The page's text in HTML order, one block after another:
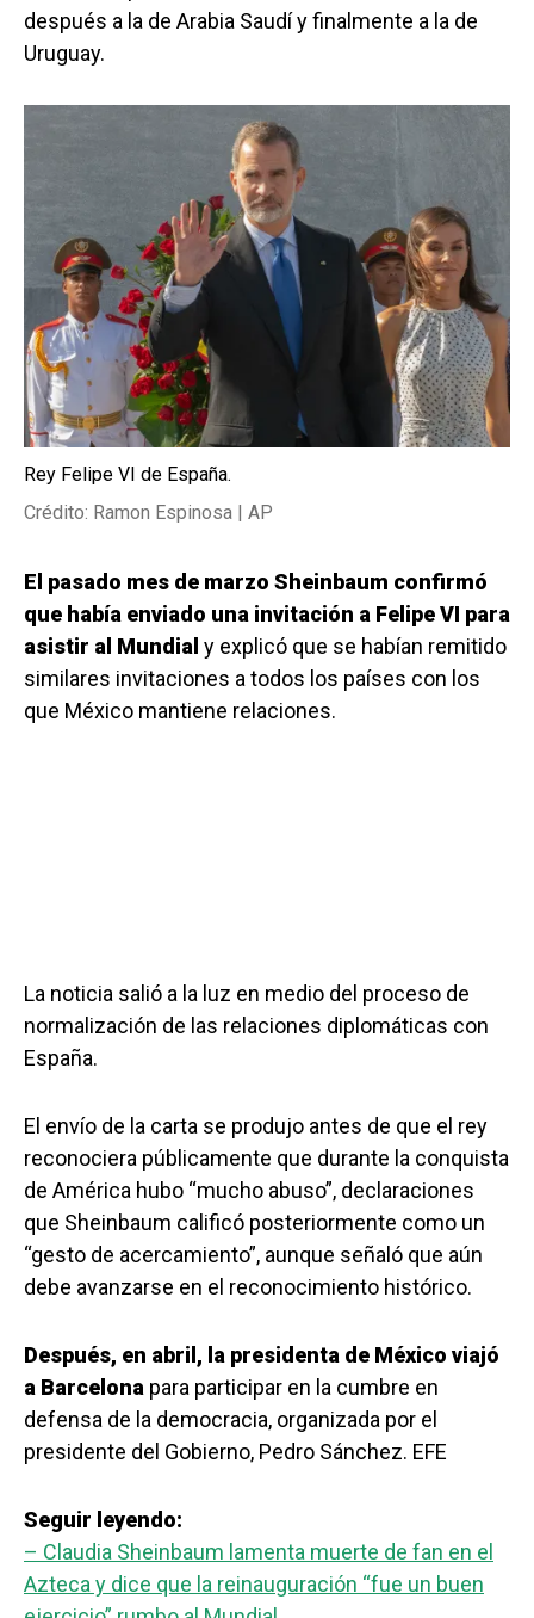
después a la de Arabia Saudí y finalmente a la de
Uruguay.
Rey Felipe VI de España.
Crédito: Ramon Espinosa | AP
El pasado mes de marzo Sheinbaum confirmó
que había enviado una invitación a Felipe VI para
asistir al Mundial y explicó que se habían remitido
similares invitaciones a todos los países con los
que México mantiene relaciones.
La noticia salió a la luz en medio del proceso de
normalización de las relaciones diplomáticas con
España.
El envío de la carta se produjo antes de que el rey
reconociera públicamente que durante la conquista
de América hubo “mucho abuso”, declaraciones
que Sheinbaum calificó posteriormente como un
“gesto de acercamiento”, aunque señaló que aún
debe avanzarse en el reconocimiento histórico.
Después, en abril, la presidenta de México viajó
a Barcelona para participar en la cumbre en
defensa de la democracia, organizada por el
presidente del Gobierno, Pedro Sánchez. EFE
Seguir leyendo:
– Claudia Sheinbaum lamenta muerte de fan en el
Azteca y dice que la reinauguración “fue un buen